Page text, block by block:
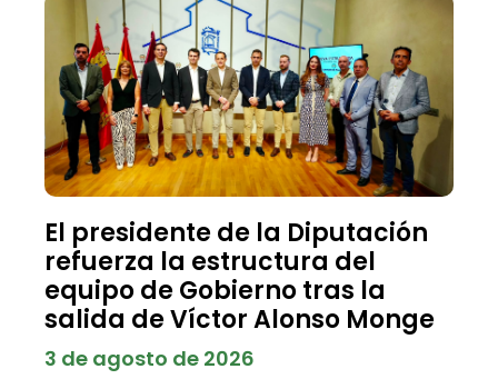
El presidente de la Diputación
refuerza la estructura del
equipo de Gobierno tras la
salida de Víctor Alonso Monge
3 de agosto de 2026